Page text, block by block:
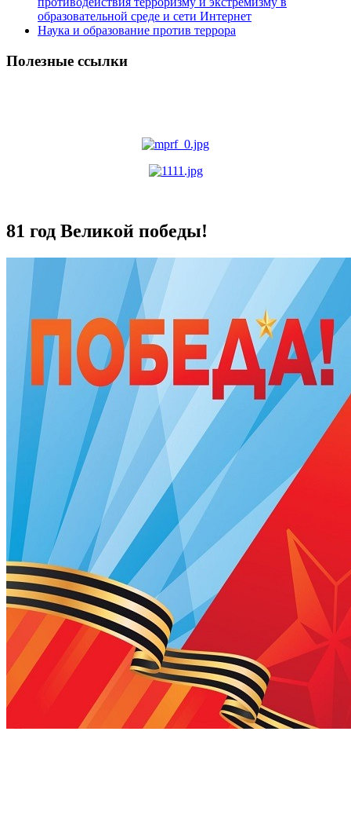
образовательной среде и сети Интернет
Наука и образование против террора
Полезные ссылки
81 год Великой победы!